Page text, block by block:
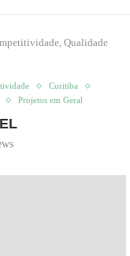
Qualidade
Curitiba
Projetos em Geral